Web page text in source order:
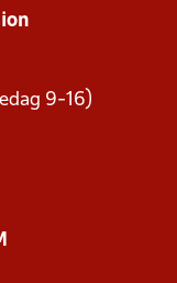
9-16)